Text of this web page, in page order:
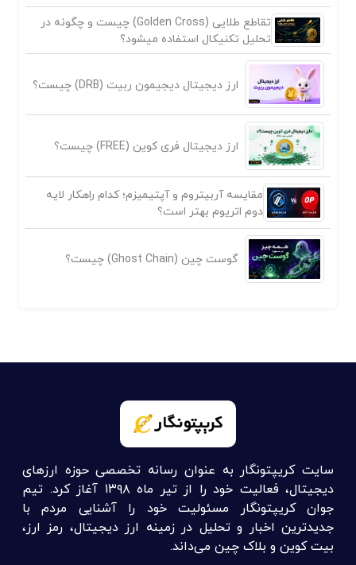
تقاطع طلایی (Golden Cross) چیست و چگونه در
تحلیل تکنیکال استفاده میشود؟
ارز دیجیتال دیجیمون ربیت (DRB) چیست؟
ارز دیجیتال فری کوین (FREE) چیست؟
مقایسه آربیتروم و آپتیمیزم؛ کدام راهکار لایه
دوم اتریوم بهتر است؟
گوست چین (Ghost Chain) چیست؟
سایت کریپتونگار به عنوان رسانه تخصصی حوزه ارزهای
دیجیتال، فعالیت خود را از تیر ماه ۱۳۹۸ آغاز کرد. تیم
جوان کریپتونگار مسئولیت خود را آشنایی مردم با
جدیدترین اخبار و تحلیل در زمینه ارز دیجیتال، رمز ارز،
بیت کوین و بلاک چین می‌داند.